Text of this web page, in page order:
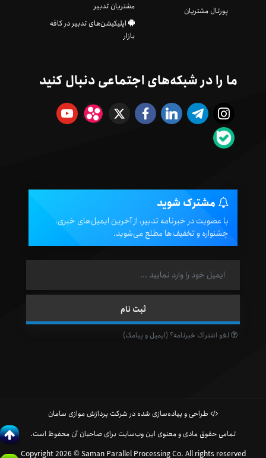
پورتال مشتریان
مشتریان تدبیر
اپلیکیشن‌های تدبیر در کافه
بازار
ما را در شبکه‌های اجتماعی دنبال کنید
مشترک شوید
با عضویت در خبرنامه تدبیر، از آخرین ایمیل‌های خبری،
جشنواره و تخفیف‌ها مطلع می‌شوید.
لغو اشتراک خبرنامه؟ (ایمیل و پیامک)
طراحی و پیاده‌سازی شده در شرکت پردازش موازی سامان
تمامی حقوق مادی و معنوی این وب‌سایت برای صاحبان آن محفوظ است.
Copyright 2026 © Saman Parallel Processing Co. All rights reserved